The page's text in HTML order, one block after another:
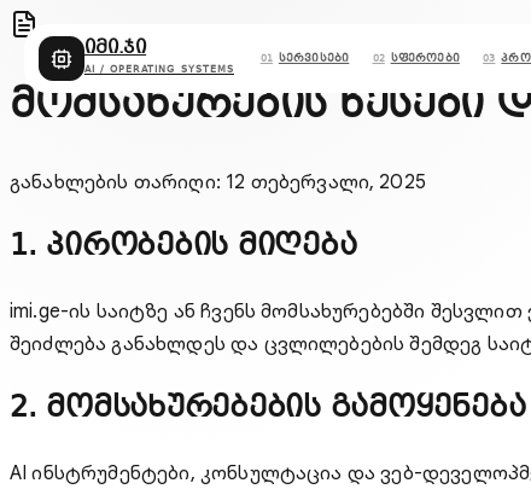
იმი.ჯი
AI / OPERATING SYSTEMS
01 სერვისები 02 სფეროები 03
მომსახურების წესები
განახლების თარიღი: 12 თებერვალი, 2025
1. პირობების მიღება
imi.ge-ის საიტზე ან ჩვენს მომსახურებებში
შეიძლება განახლდეს და ცვლილებების შემდეგ
2. მომსახურებების გამოყენება
AI ინსტრუმენტები, კონსულტაცია და ვებ-